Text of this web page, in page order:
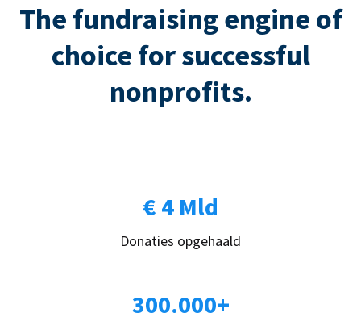
The fundraising engine of
choice for successful
nonprofits.
€ 4 Mld
Donaties opgehaald
300.000+